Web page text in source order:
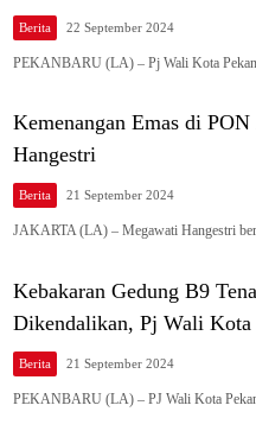
Berita 22 September 2024
PEKANBARU (LA) – Pj Wali Kota
Kemenangan Emas di
Hangestri
Berita 21 September 2024
JAKARTA (LA) – Megawati Hangestri
Kebakaran Gedung B9
Dikendalikan, Pj Wali Kota
Berita 21 September 2024
PEKANBARU (LA) – PJ Wali Kota